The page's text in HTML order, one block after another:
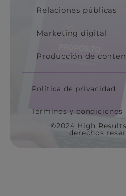
Relaciones públicas
Marketing digital
Producción de
©2024 High
derechos
Política de privacidad
Términos y condiciones